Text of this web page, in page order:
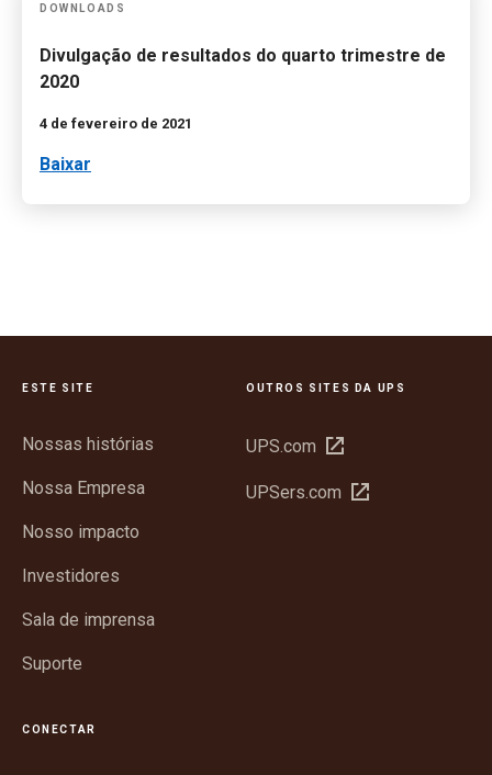
DOWNLOADS
Divulgação de resultados do quarto trimestre de
2020
4 de fevereiro de 2021
Baixar
ESTE SITE
Nossas histórias
Nossa Empresa
Nosso impacto
Investidores
Sala de imprensa
Suporte
OUTROS SITES DA UPS
UPS.com Abrir
nova
UPSers.com Abrir
CONECTAR